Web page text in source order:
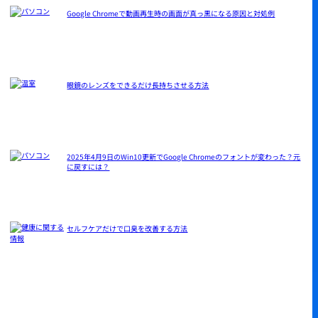
Google Chromeで動画再生時の画面が真っ黒になる原因と対処例
眼鏡のレンズをできるだけ長持ちさせる方法
2025年4月9日のWin10更新でGoogle Chromeのフォントが変わった？元
に戻すには？
セルフケアだけで口臭を改善する方法